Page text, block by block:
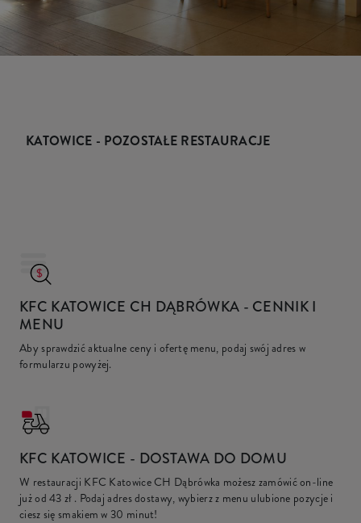
KATOWICE - POZOSTAŁE RESTAURACJE
KFC KATOWICE CH DĄBRÓWKA - CENNIK I
MENU
Aby sprawdzić aktualne ceny i ofertę menu, podaj swój adres w
formularzu powyżej.
KFC KATOWICE - DOSTAWA DO DOMU
W restauracji KFC Katowice CH Dąbrówka możesz zamówić on-line
już od43 zł. Podaj adres dostawy, wybierz z menu ulubione pozycje i
ciesz się smakiem w 30 minut!